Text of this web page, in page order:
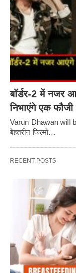
बॉर्डर-2 में नजर
निभाएंगे एक फौजी
Varun Dhawan will
बेहतरीन फिल्मों…
RECENT POSTS